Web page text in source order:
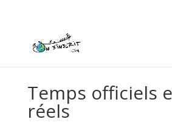
Temps officiels
réels